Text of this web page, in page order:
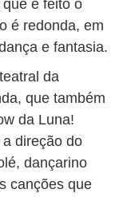
é feito o
é redonda, em
e fantasia.
da
que também
da Luna!
direção do
dançarino
canções que